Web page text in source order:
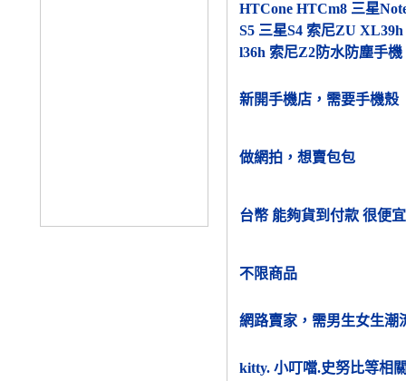
HTCone HTCm8 三星
S5 三星S4 索尼ZU
l36h 索尼Z2防水防塵手機
新開手機店，需要手機殼
做網拍，想賣包包
台幣 能夠貨到付款 很便宜
不限商品
網路賣家，需男生女生潮
kitty. 小叮噹.史努比等相